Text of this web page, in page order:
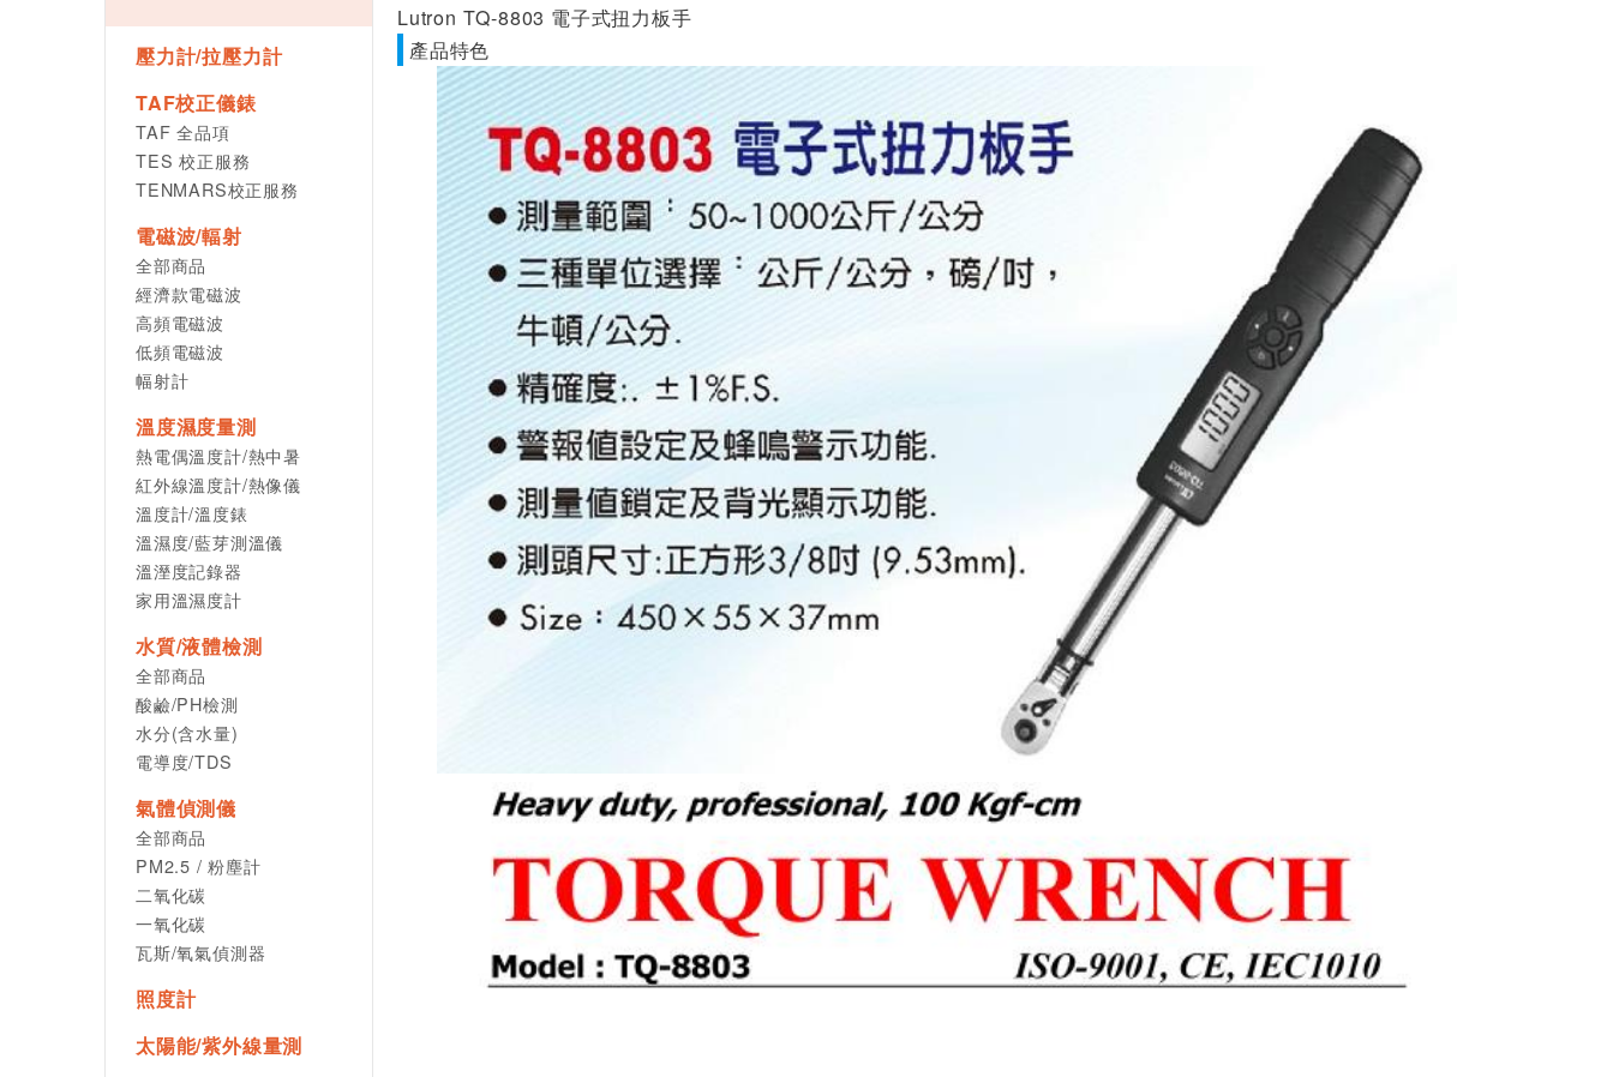
Pro'sKit 小型梅開扳
手組(10支組)公制H
W-609B
$480
壓力計/拉壓力計
TAF校正儀錶
TAF 全品項
TES 校正服務
TENMARS校正服務
電磁波/輻射
全部商品
經濟款電磁波
高頻電磁波
低頻電磁波
幅射計
溫度濕度量測
熱電偶溫度計/熱中暑
紅外線溫度計/熱像儀
溫度計/溫度錶
溫濕度/藍芽測溫儀
溫溼度記錄器
家用溫濕度計
水質/液體檢測
全部商品
酸鹼/PH檢測
水分(含水量)
電導度/TDS
氣體偵測儀
全部商品
PM2.5 / 粉塵計
二氧化碳
一氧化碳
瓦斯/氧氣偵測器
照度計
太陽能/紫外線量測
Lutron TQ-8803 電子式扭力板手
產品特色